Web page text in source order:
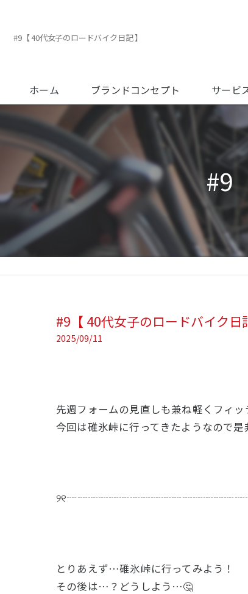
#9【 40代女子のロードバイク日記 】
ホーム ブランドコンセプト サービ
メンテナ
オーバー
フィッテ
#9
#9【 40代女子のロードバイク日
2025/09/11
先週フォームの見直しも兼ね軽くフィ
今回は碓氷峠に行ってきたようなので
とりあえず…碓氷峠に行ってみよう！
その後は…？どうしよう…🤔